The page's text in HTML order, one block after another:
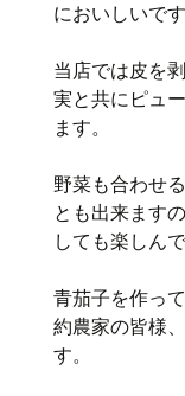
においしいです
当店では皮を
実と共にピュ
ます。
野菜も合わせ
とも出来ます
しても楽しん
青茄子を作っ
約農家の皆様
す。